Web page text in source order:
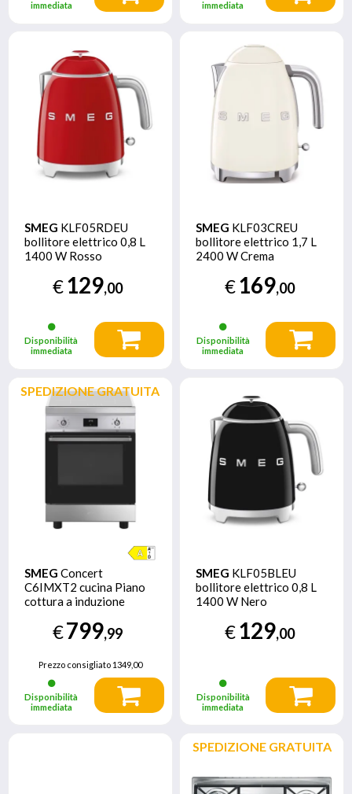
immediata
immediata
SMEG KLF05RDEU
bollitore elettrico 0,8 L
1400 W Rosso
€129,00
Disponibilità
immediata
SMEG KLF03CREU
bollitore elettrico 1,7 L
2400 W Crema
€169,00
Disponibilità
immediata
SPEDIZIONE GRATUITA
SMEG Concert
C6IMXT2 cucina Piano
cottura a induzione
€799,99
Prezzo consigliato1349,00
Disponibilità
immediata
SMEG KLF05BLEU
bollitore elettrico 0,8 L
1400 W Nero
€129,00
Disponibilità
immediata
SPEDIZIONE GRATUITA